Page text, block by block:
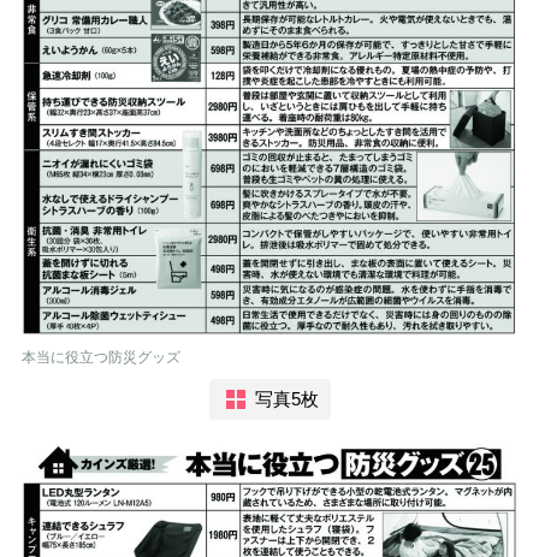
本当に役立つ防災グッズ
写真5枚